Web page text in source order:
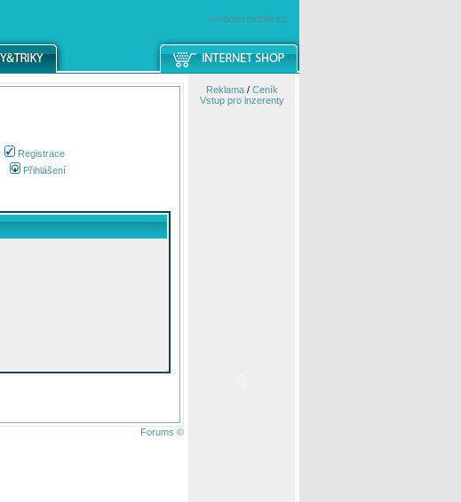
windowsmobile.cz
Registrace
Přihlášení
Forums ©
Reklama/ Ceník
Vstup pro inzerenty